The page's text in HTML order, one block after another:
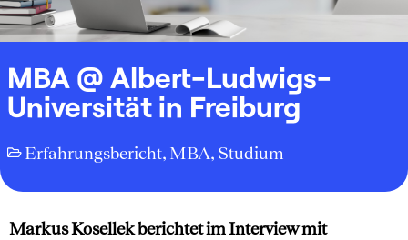
MBA @ Albert-Ludwigs-
Universität in Freiburg
Erfahrungsbericht, MBA, Studium
Markus Kosellek berichtet im Interview mit